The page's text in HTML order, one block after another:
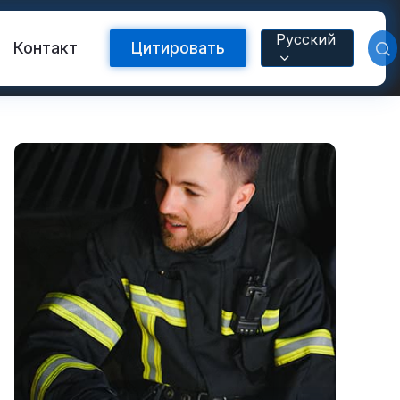
Контакт Цитировать Русский
Светоотражающая лента FR